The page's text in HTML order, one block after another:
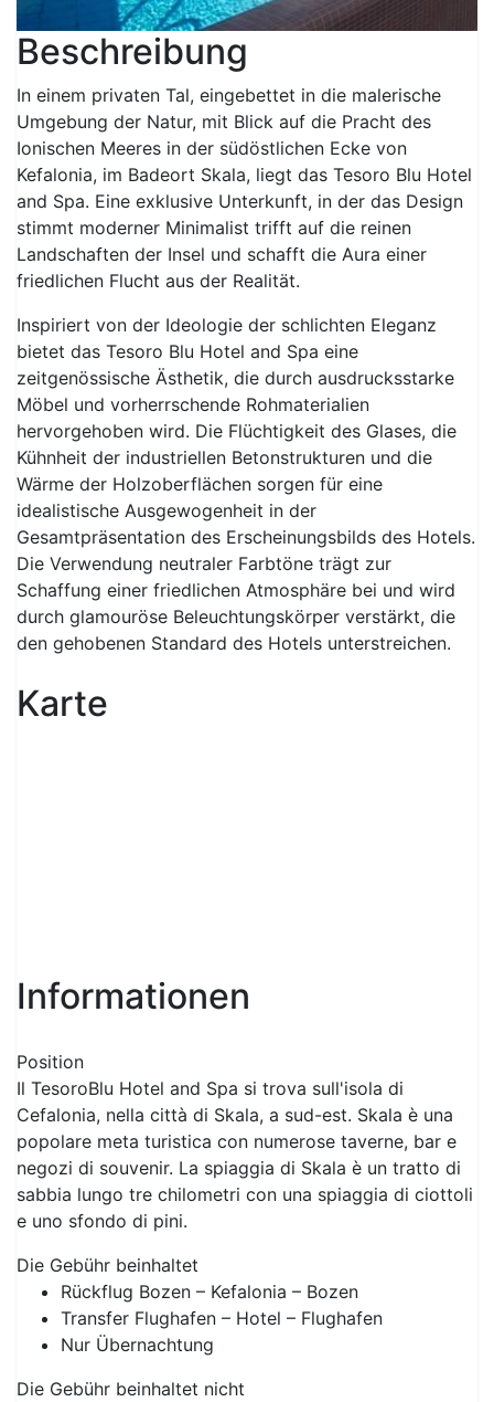
Beschreibung
In einem privaten Tal, eingebettet in die malerische
Umgebung der Natur, mit Blick auf die Pracht des
Ionischen Meeres in der südöstlichen Ecke von
Kefalonia, im Badeort Skala, liegt das Tesoro Blu Hotel
and Spa. Eine exklusive Unterkunft, in der das Design
stimmt moderner Minimalist trifft auf die reinen
Landschaften der Insel und schafft die Aura einer
friedlichen Flucht aus der Realität.
Inspiriert von der Ideologie der schlichten Eleganz
bietet das Tesoro Blu Hotel and Spa eine
zeitgenössische Ästhetik, die durch ausdrucksstarke
Möbel und vorherrschende Rohmaterialien
hervorgehoben wird. Die Flüchtigkeit des Glases, die
Kühnheit der industriellen Betonstrukturen und die
Wärme der Holzoberflächen sorgen für eine
idealistische Ausgewogenheit in der
Gesamtpräsentation des Erscheinungsbilds des Hotels.
Die Verwendung neutraler Farbtöne trägt zur
Schaffung einer friedlichen Atmosphäre bei und wird
durch glamouröse Beleuchtungskörper verstärkt, die
den gehobenen Standard des Hotels unterstreichen.
Karte
Informationen
Position
Il TesoroBlu Hotel and Spa si trova sull'isola di
Cefalonia, nella città di Skala, a sud-est. Skala è una
popolare meta turistica con numerose taverne, bar e
negozi di souvenir. La spiaggia di Skala è un tratto di
sabbia lungo tre chilometri con una spiaggia di ciottoli
e uno sfondo di pini.
Die Gebühr beinhaltet
Rückflug Bozen – Kefalonia – Bozen
Transfer Flughafen – Hotel – Flughafen
Nur Übernachtung
Die Gebühr beinhaltet nicht